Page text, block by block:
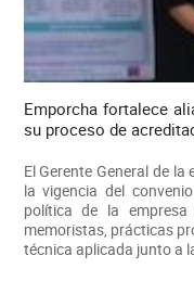
Emporcha fortalece
su proceso de
El Gerente General de
la vigencia del
política de la
memoristas, prácticas
técnica aplicada junto a